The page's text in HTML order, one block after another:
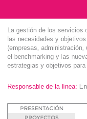
La gestión de los servicios
las necesidades y
(empresas,
el benchmarking y las
estrategias y objetivos
Responsable de la línea:
PRESENTACIÓN
PROYECTOS